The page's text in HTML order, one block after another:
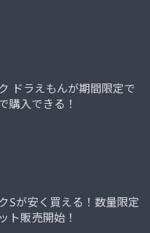
ドラえもんが期間限定で
購入できる！
Sが安く買える！数量限定
ト販売開始！